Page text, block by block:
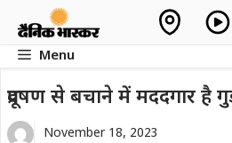
contentMenu
प्रदूषण से बचाने में मददगार
November 18, 2023